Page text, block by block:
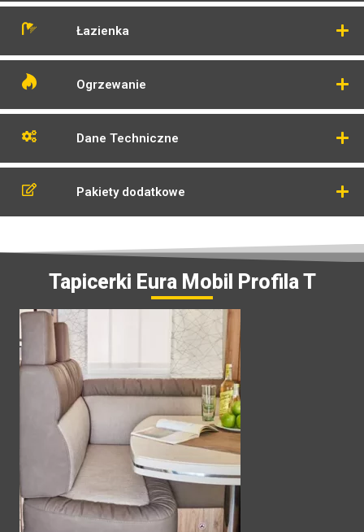
Łazienka
Ogrzewanie
Dane Techniczne
Pakiety dodatkowe
Tapicerki Eura Mobil Profila T